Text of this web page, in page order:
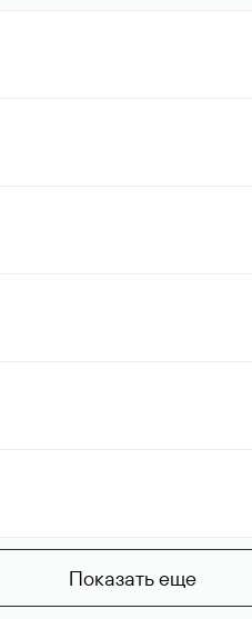
Показать еще